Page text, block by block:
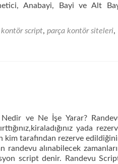
Anabayi, Bayi ve Alt
kontör script, parça kontör siteleri,
ve Ne İşe Yarar?
yada
kim tarafından rezerve
randevu alınabilecek
script denir. Randevu